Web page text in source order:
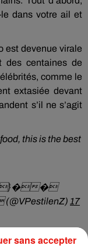
le dans votre ail et
est devenue virale
des centaines de
comme le
extasiée devant
s’il ne s’agit
this is the best
�
17
sans accepter